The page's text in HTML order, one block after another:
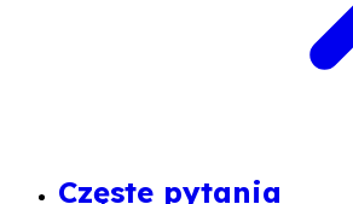
Częste pytania